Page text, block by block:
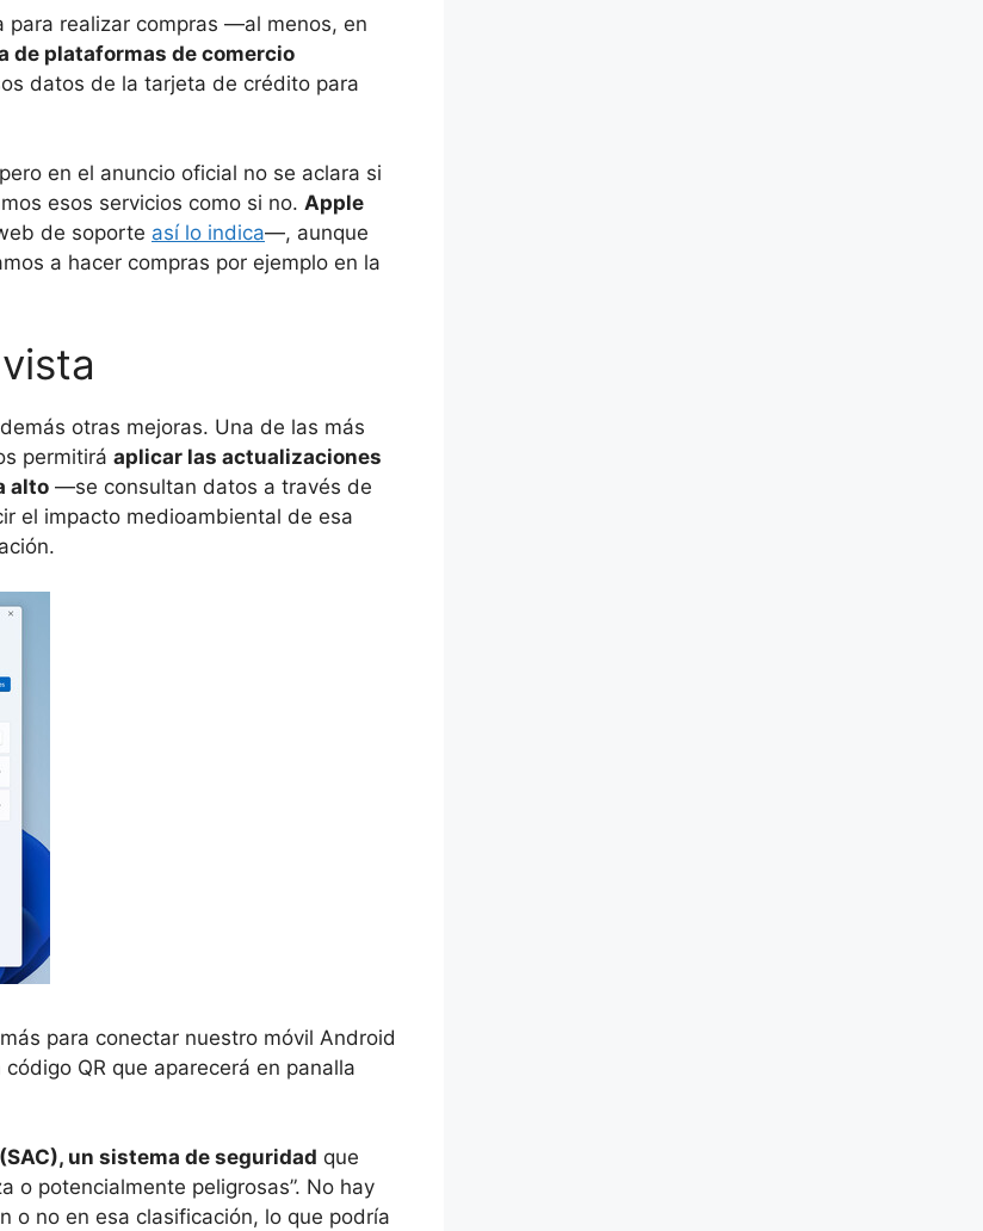
para realizar compras —al menos, en
de plataformas de comercio
datos de la tarjeta de crédito para
en el anuncio oficial no se aclara si
esos servicios como si no. Apple
de soporte así lo indica—, aunque
a hacer compras por ejemplo en la
otras mejoras. Una de las más
permitirá aplicar las actualizaciones
alto —se consultan datos a través de
el impacto medioambiental de esa
para conectar nuestro móvil Android
QR que aparecerá en panalla
un sistema de seguridad que
o potencialmente peligrosas”. No hay
o no en esa clasificación, lo que podría